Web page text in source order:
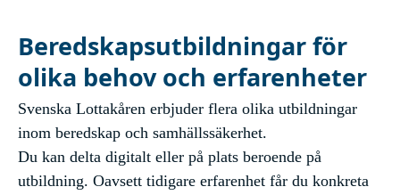
Beredskapsutbildningar för
olika behov och erfarenheter
Svenska Lottakåren erbjuder flera olika utbildningar
inom beredskap och samhällssäkerhet.
Du kan delta digitalt eller på plats beroende på
utbildning. Oavsett tidigare erfarenhet får du konkreta